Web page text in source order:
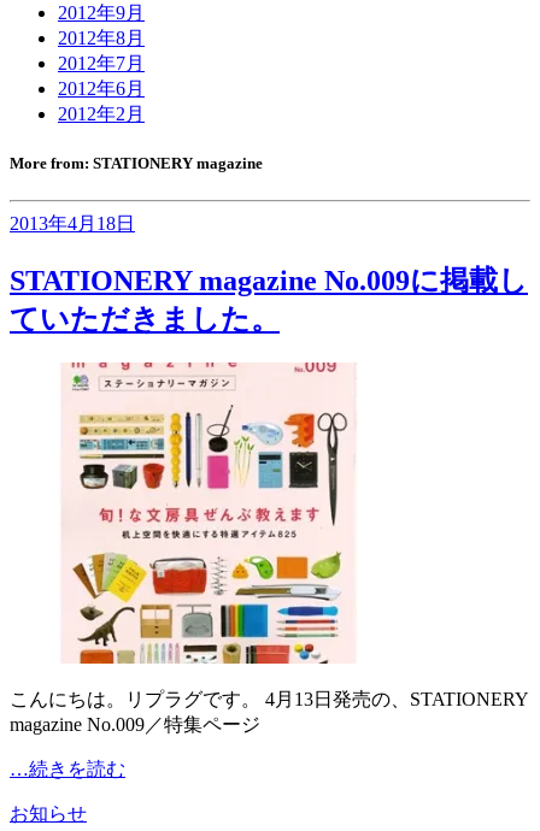
2012年9月
2012年8月
2012年7月
2012年6月
2012年2月
More from: STATIONERY magazine
2013年4月18日
STATIONERY magazine No.009に掲載し
ていただきました。
こんにちは。リプラグです。 4月13日発売の、STATIONERY
magazine No.009／特集ページ
…続きを読む
お知らせ